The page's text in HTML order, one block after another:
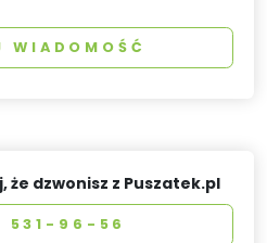
WIADOMOŚĆ
że dzwonisz z Puszatek.pl
531-96-56